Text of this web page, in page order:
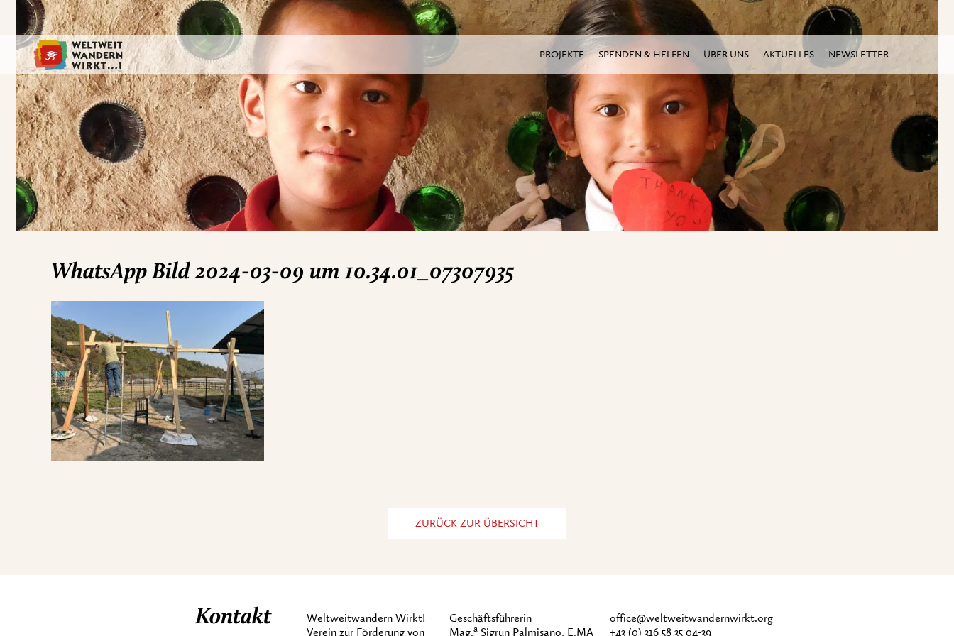
PROJEKTE SPENDEN & HELFEN ÜBER UNS AKTUELLES NEWSLETTER
WhatsApp Bild 2024-03-09 um 10.34.01_07307935
ZURÜCK ZUR ÜBERSICHT
Kontakt
Weltweitwandern Wirkt!
Verein zur Förderung von
Geschäftsführerin
Mag.a Sigrun Palmisano, E.MA
office@weltweitwandernwirkt.org
+43 (0) 316 58 35 04-39